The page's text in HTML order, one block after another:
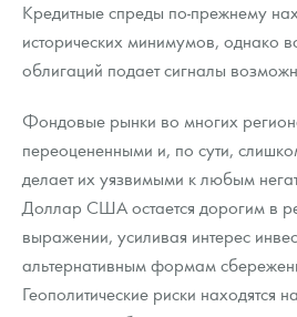
Кредитные спреды по-прежнему
исторических минимумов, однако
облигаций подает сигналы
Фондовые рынки во многих
переоцененными и, по сути,
делает их уязвимыми к любым
Доллар США остается дорогим в
выражении, усиливая интерес
альтернативным формам
Геополитические риски находятся